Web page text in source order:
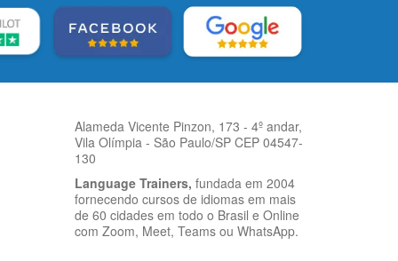
Alameda Vicente Pinzon, 173 - 4º andar,
Vila Olímpia - São Paulo/SP CEP 04547-
130
Language Trainers, fundada em 2004
fornecendo cursos de idiomas em mais
de 60 cidades em todo o Brasil e Online
com Zoom, Meet, Teams ou WhatsApp.